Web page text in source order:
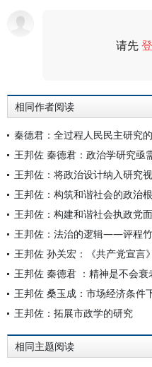
请先
相同作者阅读
秦德君：全过程人民民主研究
王邦佐 秦德君：政治学研究亟
王邦佐：将政治设计纳入研究
王邦佐：构筑和谐社会的政治
王邦佐：构建和谐社会执政党
王邦佐：法治的逻辑——评程竹
王邦佐 孙关宏：《共产党宣言
王邦佐 秦德君 ：精神是不会衰
王邦佐 桑玉成：市场经济条件
王邦佐：拓展市政学的研究
相同主题阅读